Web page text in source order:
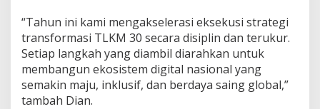
“Tahun ini kami mengakselerasi eksekusi strategi
transformasi TLKM 30 secara disiplin dan terukur.
Setiap langkah yang diambil diarahkan untuk
membangun ekosistem digital nasional yang
semakin maju, inklusif, dan berdaya saing global,”
tambah Dian.